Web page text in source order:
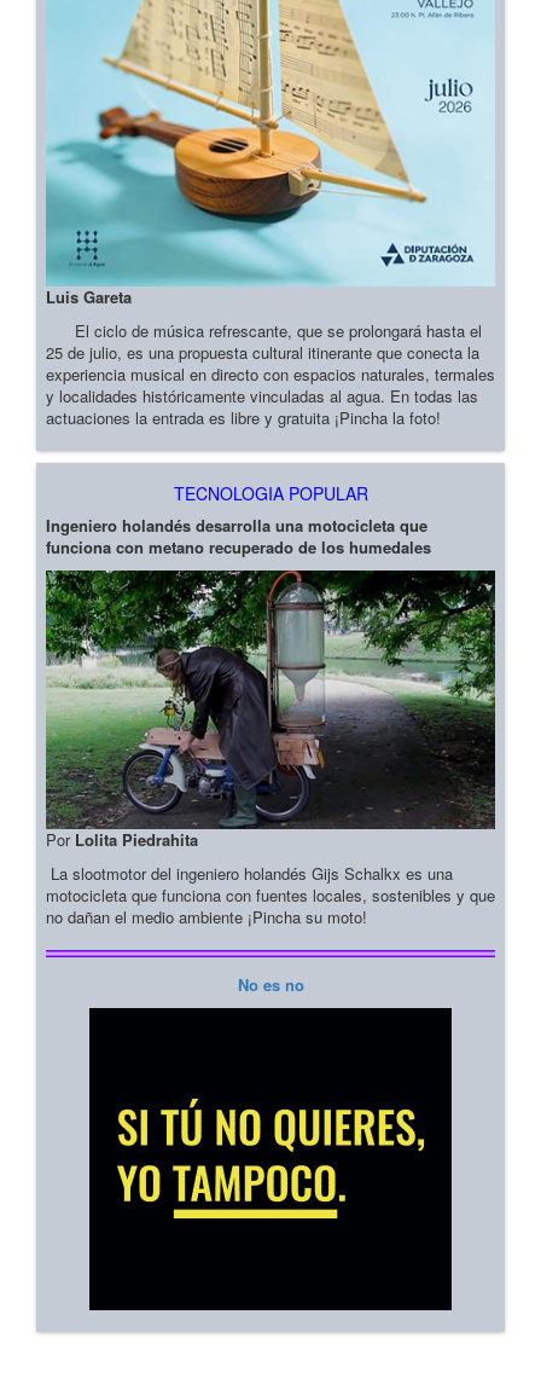
Luis Gareta
El ciclo de música refrescante, que se prolongará hasta el
25 de julio, es una propuesta cultural itinerante que conecta la
experiencia musical en directo con espacios naturales, termales
y localidades históricamente vinculadas al agua. En todas las
actuaciones la entrada es libre y gratuita ¡Pincha la foto!
TECNOLOGIA POPULAR
Ingeniero holandés desarrolla una motocicleta que
funciona con metano recuperado de los humedales
Por Lolita Piedrahita
La slootmotor del ingeniero holandés Gijs Schalkx es una
motocicleta que funciona con fuentes locales, sostenibles y que
no dañan el medio ambiente ¡Pincha su moto!
No es no